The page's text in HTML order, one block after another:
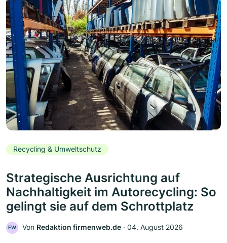
Recycling & Umweltschutz
Strategische Ausrichtung auf
Nachhaltigkeit im Autorecycling: So
gelingt sie auf dem Schrottplatz
FW Von Redaktion firmenweb.de ‧ 04. August 2026